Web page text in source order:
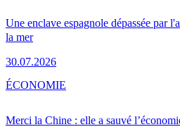
Une enclave espagnole dépassée par
la mer
30.07.2026
Merci la Chine : elle a sauvé
ÉCONOMIE